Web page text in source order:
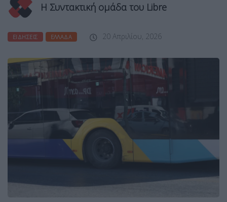
Η Συντακτική ομάδα του Libre
ΕΙΔΉΣΕΙΣ ΕΛΛΆΔΑ 20 Απριλίου, 2026